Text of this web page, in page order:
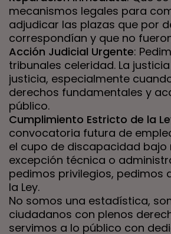
mecanismos legales para
adjudicar las plazas que por
correspondían y que no
Acción Judicial Urgente:
tribunales celeridad. La
justicia, especialmente
derechos fundamentales y
público.
Cumplimiento Estricto de la
convocatoria futura de
el cupo de discapacidad bajo
excepción técnica o
pedimos privilegios, pedimos
la Ley.
No somos una estadística,
ciudadanos con plenos
servimos a lo público con